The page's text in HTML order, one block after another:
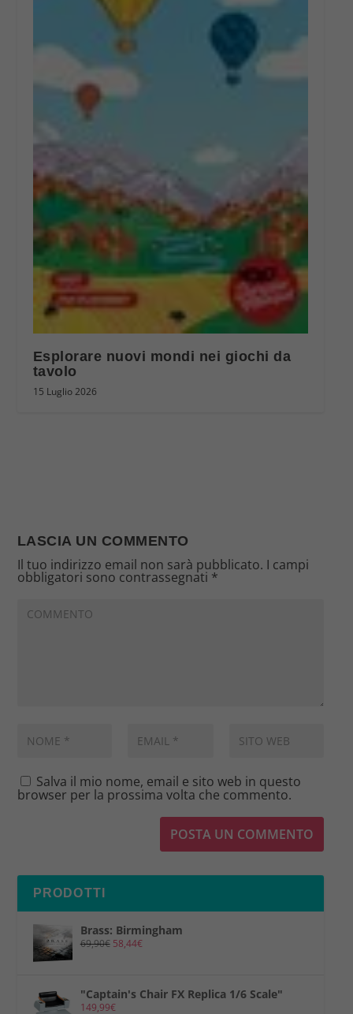
Esplorare nuovi mondi nei giochi da
tavolo
15 Luglio 2026
LASCIA UN COMMENTO
Il tuo indirizzo email non sarà pubblicato. I campi
obbligatori sono contrassegnati *
Salva il mio nome, email e sito web in questo
browser per la prossima volta che commento.
PRODOTTI
Brass: Birmingham
69,90€ 58,44€
"Captain's Chair FX Replica 1/6 Scale"
149,99€